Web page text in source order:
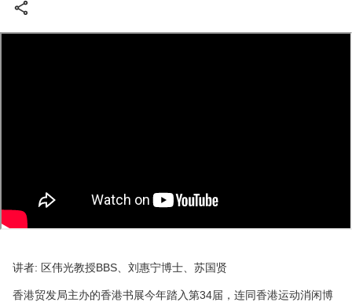
讲者: 区伟光教授BBS、刘惠宁博士、苏国贤
香港贸发局主办的香港书展今年踏入第34届，连同香港运动消闲博